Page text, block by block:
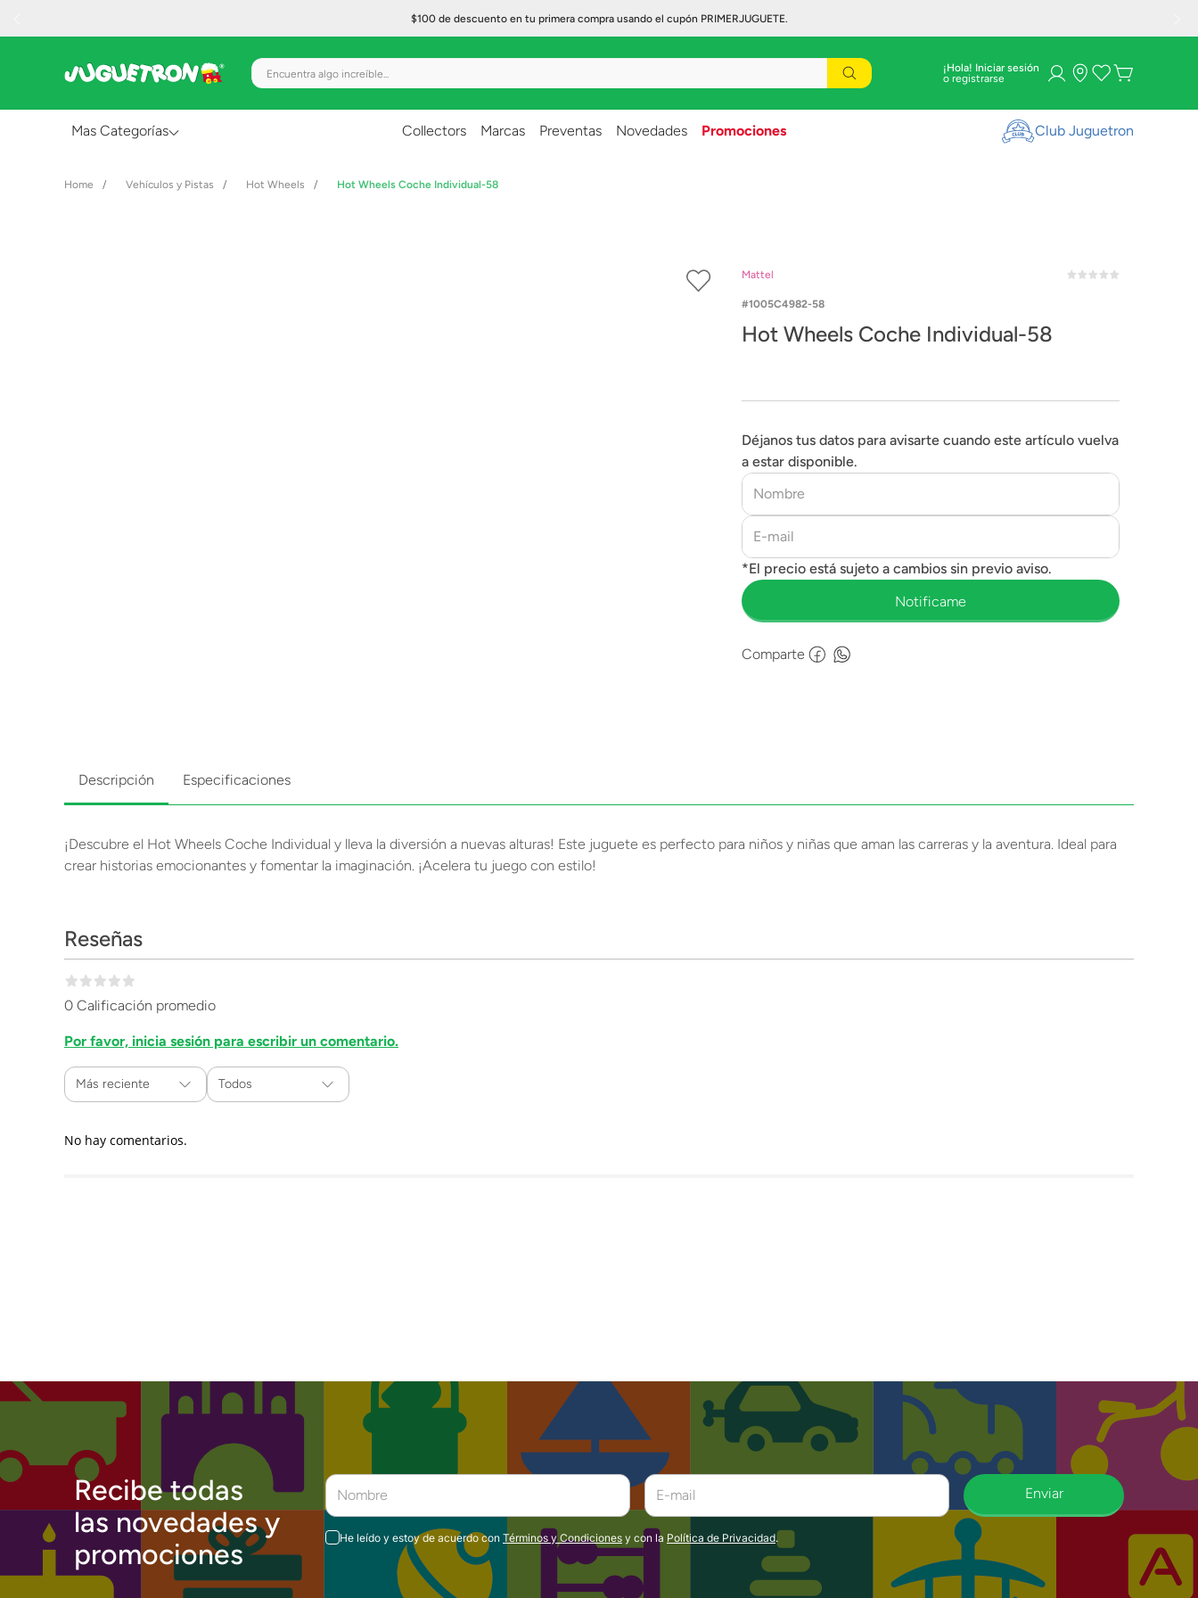
$100 de descuento en tu primera compra usando el cupón PRIMERJUGUETE.
Encuentra algo increíble... ¡Hola! Iniciar sesión
Mas Categorías Collectors Marcas Preventas Novedades Promociones Club Juguetron
Vehículos y Pistas Hot Wheels Hot Wheels Coche Individual-58
Mattel
1005C4982-58
Hot Wheels Coche Individual-58
Déjanos tus datos para avisarte cuando este artículo vuelva
a estar disponible.
Comparte
Descripción Especificaciones
¡Descubre el Hot Wheels Coche Individual y lleva la diversión a nuevas alturas! Este juguete es perfecto para niños y niñas que aman las carreras y la aventura. Ideal para
crear historias emocionantes y fomentar la imaginación. ¡Acelera tu juego con estilo!
Reseñas
0 Calificación promedio
Por favor, inicia sesión para escribir un comentario.
Más reciente Todos
No hay comentarios.
Recibe todas
las novedades y
promociones
Enviar
He leído y estoy de acuerdo con Términos y Condiciones y con la Política de Privacidad.